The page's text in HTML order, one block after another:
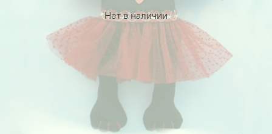
Нет в наличии